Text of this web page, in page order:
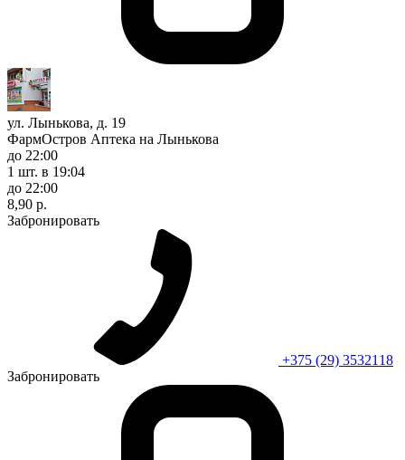
ул. Лынькова, д. 19
ФармОстров Аптека на Лынькова
до 22:00
1 шт. в 19:04
до 22:00
8,90 р.
Забронировать
+375 (29) 3532118
Забронировать